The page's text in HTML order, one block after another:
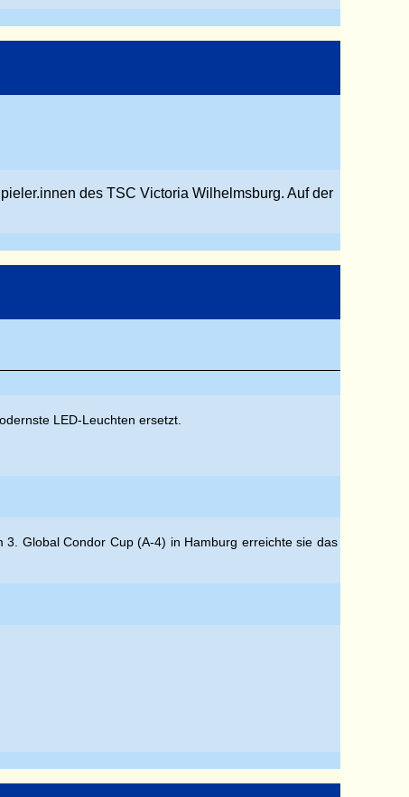
des TSC Victoria Wilhelmsburg. Auf der
LED-Leuchten ersetzt.
Global Condor Cup (A-4) in Hamburg erreichte sie das